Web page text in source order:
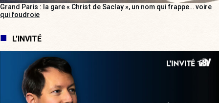
Grand Paris : la gare « Christ de Saclay », un nom qui frappe… voire
qui foudroie
L'INVITÉ